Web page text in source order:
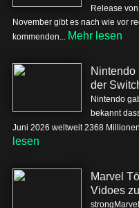
Release
November gibt es nach wie vor
kommenden... Mehr lesen
Nintendo
der
Nintendo
bekannt
Juni 2026 weltweit 2368
lesen
Marvel
Vidoes